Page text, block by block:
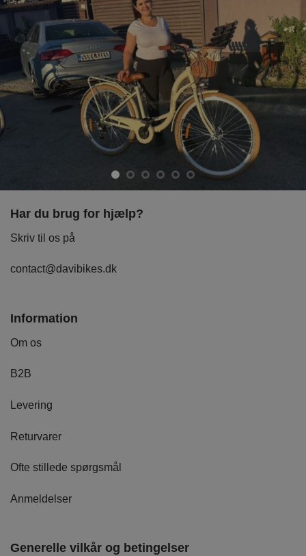
Har du brug for hjælp?
Skriv til os på
contact@davibikes.dk
Information
Om os
B2B
Levering
Returvarer
Ofte stillede spørgsmål
Anmeldelser
Generelle vilkår og betingelser